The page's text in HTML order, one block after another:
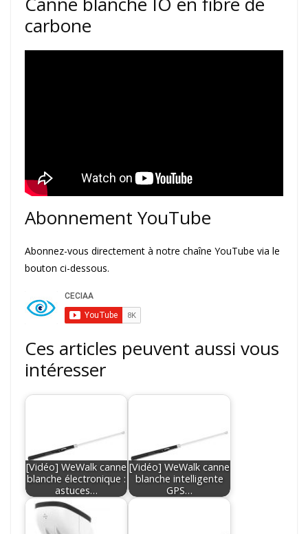
carbone
Abonnement YouTube
Abonnez-vous directement à notre chaîne YouTube via le
bouton ci-dessous.
Ces articles peuvent aussi vous
intéresser
[Vidéo] WeWalk canne
blanche électronique :
astuces…
[Vidéo] WeWalk canne
blanche intelligente
GPS…